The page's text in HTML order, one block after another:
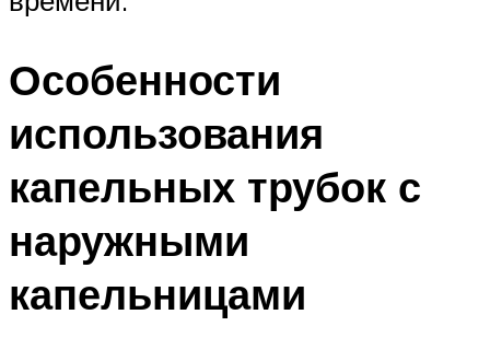
Особенности
использования
капельных трубок с
наружными
капельницами